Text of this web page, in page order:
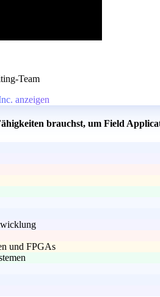
Team
anzeigen
brauchst, um Field
und FPGAs